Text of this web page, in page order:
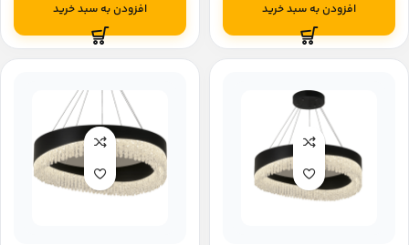
افزودن به سبد خرید افزودن به سبد خرید